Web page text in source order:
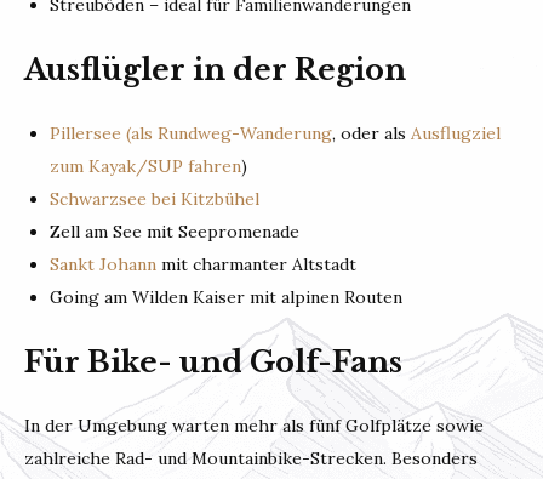
Streuböden – ideal für Familienwanderungen
Ausflügler in der Region
Pillersee (als Rundweg-Wanderung, oder als Ausflugziel
zum Kayak/SUP fahren)
Schwarzsee bei Kitzbühel
Zell am See mit Seepromenade
Sankt Johann mit charmanter Altstadt
Going am Wilden Kaiser mit alpinen Routen
Für Bike- und Golf-Fans
In der Umgebung warten mehr als fünf Golfplätze sowie
zahlreiche Rad- und Mountainbike-Strecken. Besonders